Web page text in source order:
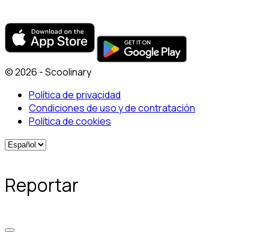
© 2026 - Scoolinary
Política de privacidad
Condiciones de uso y de contratación
Política de cookies
Reportar